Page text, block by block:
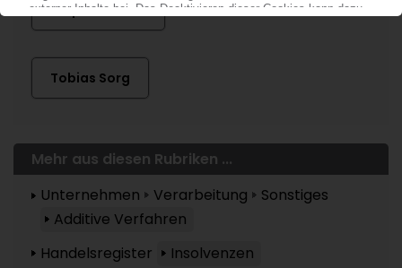
dmp Solutions
Tobias Sorg
Mehr aus diesen Rubriken ...
Unternehmen
Verarbeitung
Sonstiges
Additive Verfahren
Handelsregister
Insolvenzen